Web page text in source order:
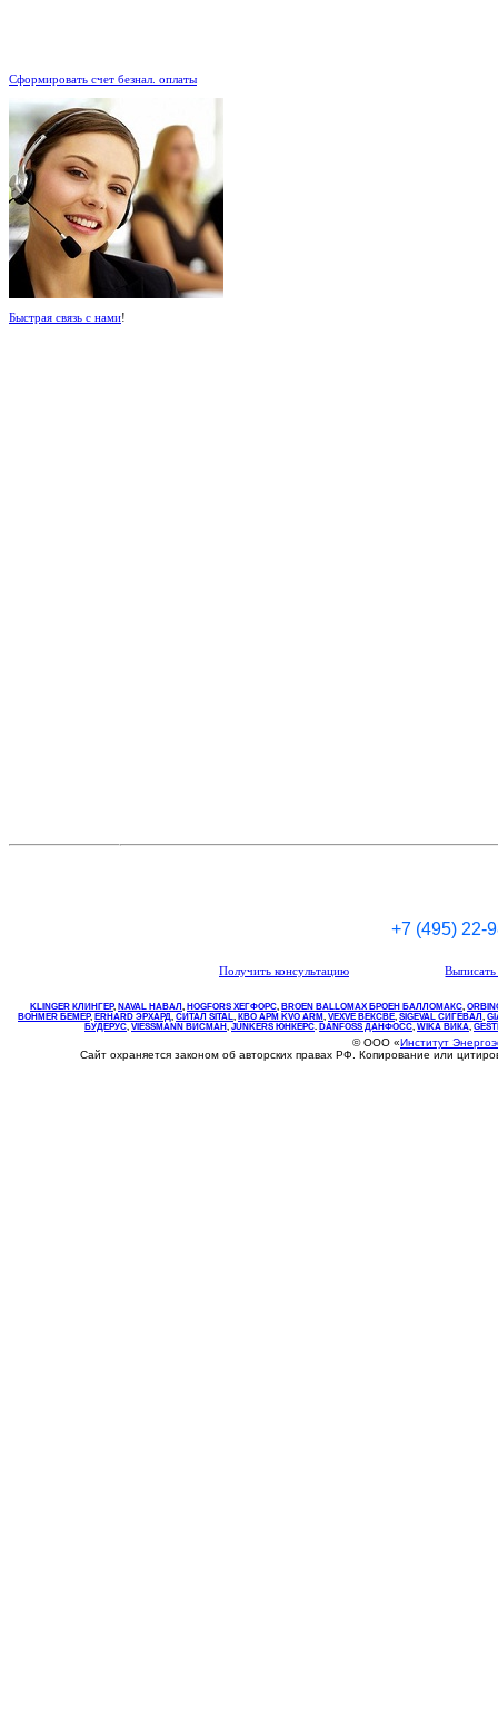
Сформировать счет безнал. оплаты
Быстрая связь с нами!
+7 (495) 22-
Получить консультацию
KLINGER КЛИНГЕР, NAVAL НАВАЛ , НOGFORS ХЕГФОРС, BROEN BALLOMAX БРОЕН БАЛЛОМАКС,
BOHMER БЕМЕР, ERHARD ЭРХАРД, СИТАЛ SITAL, КВО АРМ KVO ARM, VEXVE ВЕКСВЕ, SIGEVAL СИГЕВАЛ ,
БУДЕРУС, VIESSMANN ВИСМАН , JUNKERS ЮНКЕРС. DANFOSS ДАНФОСС, WIKA ВИКА,
© ООО «Институт
Сайт охраняется законом об авторских правах РФ. Копирование или